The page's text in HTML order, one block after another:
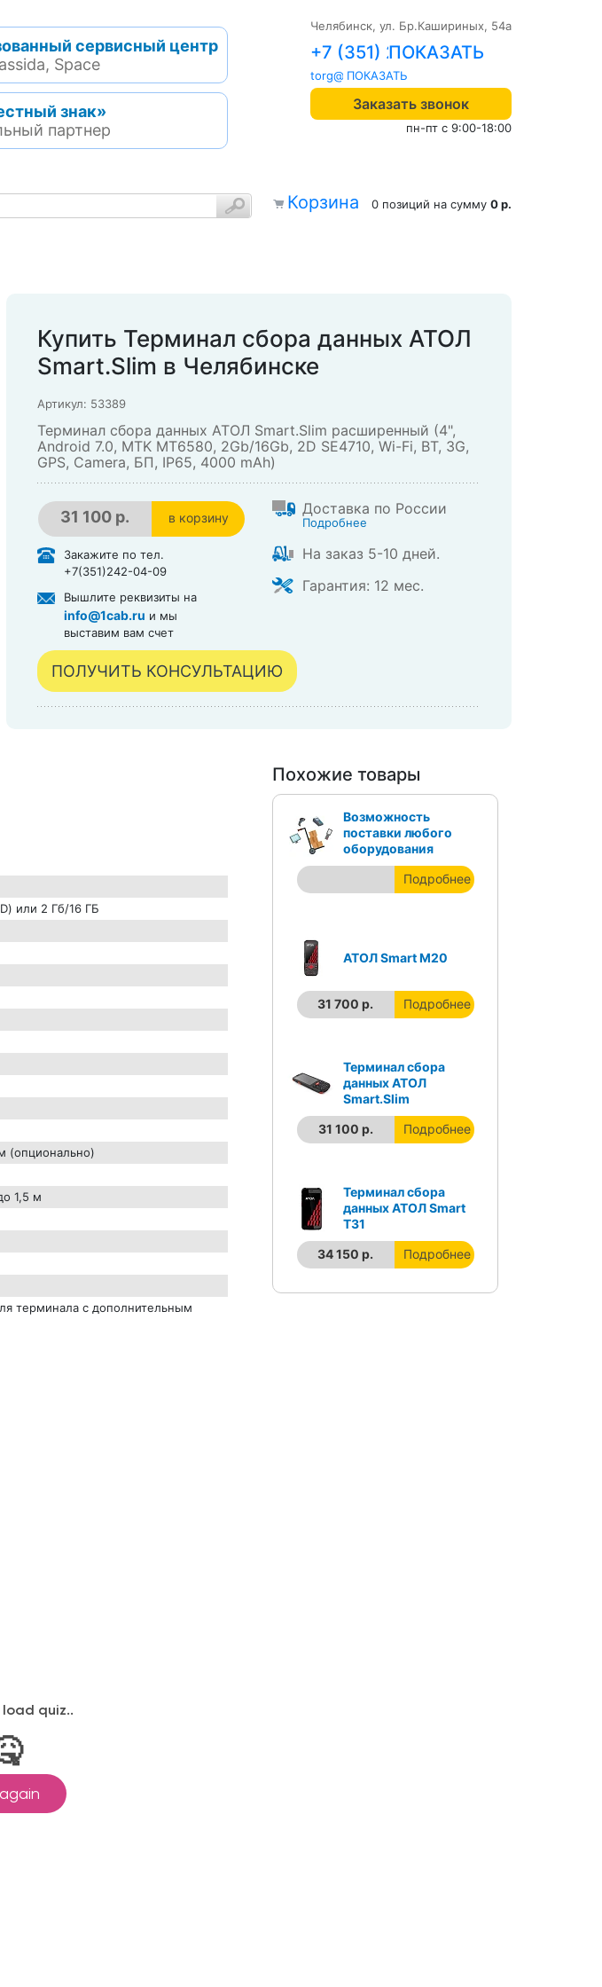
сервисный центр
Space
знак»
партнер
Челябинск, ул. Бр.Кашириных, 54а
+7 (351) 242-04-09
torg@1cab.ru
Заказать звонок
пн-пт с 9:00-18:00
Корзина 0 позиций на сумму0 р.
Купить Терминал сбора данных АТОЛ
Smart.Slim в Челябинске
Артикул: 53389
Терминал сбора данных АТОЛ Smart.Slim расширенный (4",
Android 7.0, MTK MT6580, 2Gb/16Gb, 2D SE4710, Wi-Fi, BT, 3G,
GPS, Camera, БП, IP65, 4000 mАh)
31 100 р. в корзину
Закажите по тел.
+7(351)242-04-09
Вышлите реквизиты на
info@1cab.ru и мы
выставим вам счет
Доставка по России
Подробнее
На заказ 5-10 дней.
Гарантия: 12 мес.
ПОЛУЧИТЬ КОНСУЛЬТАЦИЮ
или 2 Гб/16 ГБ
(опционально)
1,5 м
терминала с дополнительным
Похожие товары
Возможность
поставки любого
оборудования
Подробнее
АТОЛ Smart M20
31 700 р. Подробнее
Терминал сбора
данных АТОЛ
Smart.Slim
31 100 р.
Подробнее
Терминал сбора
данных АТОЛ Smart
T31
34 150 р.
Подробнее